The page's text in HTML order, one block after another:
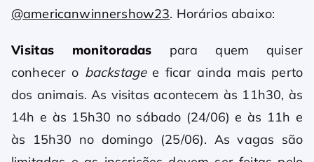
@americanwinnershow23. Horários abaixo:
Visitas monitoradas para quem quiser
conhecer o backstagee ficar ainda mais perto
dos animais. As visitas acontecem às 11h30, às
14h e às 15h30 no sábado (24/06) e às 11h e
às 15h30 no domingo (25/06). As vagas são